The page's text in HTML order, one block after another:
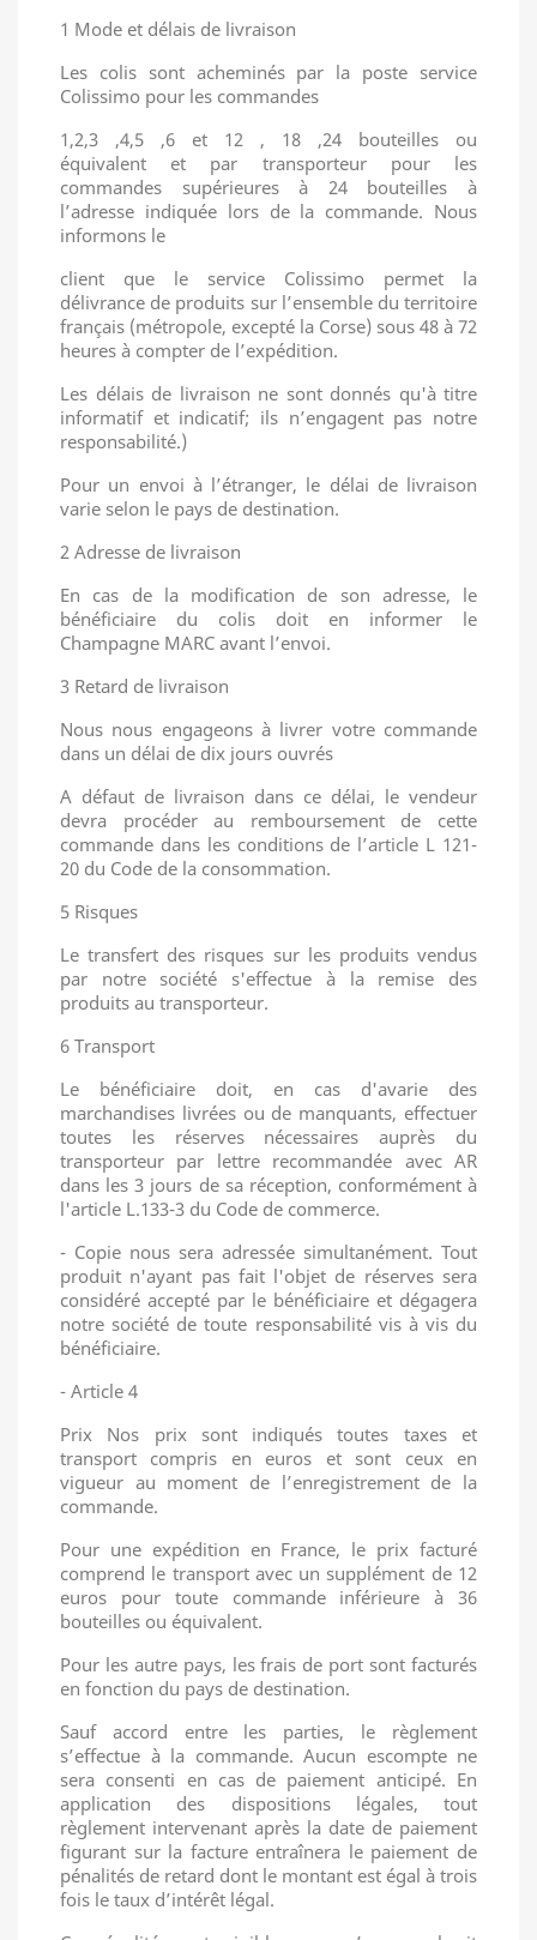
1 Mode et délais de livraison
Les colis sont acheminés par la poste service
Colissimo pour les commandes
1,2,3 ,4,5 ,6 et 12 , 18 ,24 bouteilles ou
équivalent et par transporteur pour les
commandes supérieures à 24 bouteilles à
l’adresse indiquée lors de la commande. Nous
informons le
client que le service Colissimo permet la
délivrance de produits sur l’ensemble du territoire
français (métropole, excepté la Corse) sous 48 à 72
heures à compter de l’expédition.
Les délais de livraison ne sont donnés qu'à titre
informatif et indicatif; ils n’engagent pas notre
responsabilité.)
Pour un envoi à l’étranger, le délai de livraison
varie selon le pays de destination.
2 Adresse de livraison
En cas de la modification de son adresse, le
bénéficiaire du colis doit en informer le
Champagne MARC avant l’envoi.
3 Retard de livraison
Nous nous engageons à livrer votre commande
dans un délai de dix jours ouvrés
A défaut de livraison dans ce délai, le vendeur
devra procéder au remboursement de cette
commande dans les conditions de l’article L 121-
20 du Code de la consommation.
5 Risques
Le transfert des risques sur les produits vendus
par notre société s'effectue à la remise des
produits au transporteur.
6 Transport
Le bénéficiaire doit, en cas d'avarie des
marchandises livrées ou de manquants, effectuer
toutes les réserves nécessaires auprès du
transporteur par lettre recommandée avec AR
dans les 3 jours de sa réception, conformément à
l'article L.133-3 du Code de commerce.
- Copie nous sera adressée simultanément. Tout
produit n'ayant pas fait l'objet de réserves sera
considéré accepté par le bénéficiaire et dégagera
notre société de toute responsabilité vis à vis du
bénéficiaire.
- Article 4
Prix Nos prix sont indiqués toutes taxes et
transport compris en euros et sont ceux en
vigueur au moment de l’enregistrement de la
commande.
Pour une expédition en France, le prix facturé
comprend le transport avec un supplément de 12
euros pour toute commande inférieure à 36
bouteilles ou équivalent.
Pour les autre pays, les frais de port sont facturés
en fonction du pays de destination.
Sauf accord entre les parties, le règlement
s’effectue à la commande. Aucun escompte ne
sera consenti en cas de paiement anticipé. En
application des dispositions légales, tout
règlement intervenant après la date de paiement
figurant sur la facture entraînera le paiement de
pénalités de retard dont le montant est égal à trois
fois le taux d’intérêt légal.